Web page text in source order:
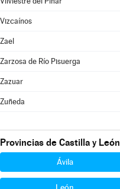
Vizcaínos
Zael
Zarzosa de Río Pisuerga
Zazuar
Zuñeda
Provincias de Castilla y León
Ávila